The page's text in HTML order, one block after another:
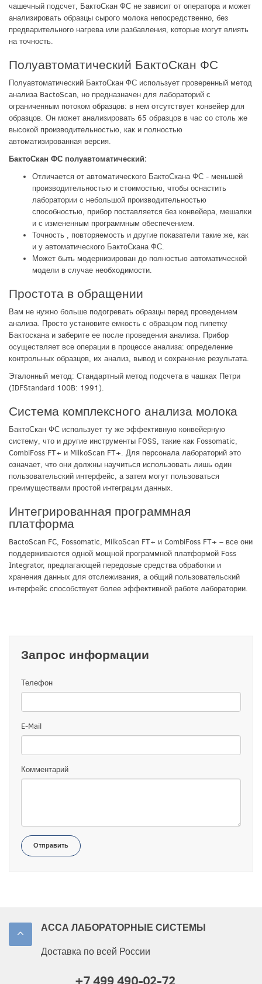
чашечный подсчет, БактоСкан ФС не зависит от оператора и может
анализировать образцы сырого молока непосредственно, без
предварительного нагрева или разбавления, которые могут влиять
на точность.
Полуавтоматический БактоСкан ФС
Полуавтоматический БактоСкан ФС использует проверенный метод
анализа BactoScan, но предназначен для лабораторий с
ограниченным потоком образцов: в нем отсутствует конвейер для
образцов. Он может анализировать 65 образцов в час со столь же
высокой производительностью, как и полностью
автоматизированная версия.
БактоСкан ФС полуавтоматический:
Отличается от автоматического БактоСкана ФС - меньшей
производительностью и стоимостью, чтобы оснастить
лаборатории с небольшой производительностью
способностью, прибор поставляется без конвейера, мешалки
и с измененным программным обеспечением.
Точность , повторяемость и другие показатели такие же, как
и у автоматического БактоСкана ФС.
Может быть модернизирован до полностью автоматической
модели в случае необходимости.
Простота в обращении
Вам не нужно больше подогревать образцы перед проведением
анализа. Просто установите емкость с образцом под пипетку
Бактоскана и заберите ее после проведения анализа. Прибор
осуществляет все операции в процессе анализа: определение
контрольных образцов, их анализ, вывод и сохранение результата.
Эталонный метод: Стандартный метод подсчета в чашках Петри
(IDFStandard 100B: 1991).
Система комплексного анализа молока
БактоСкан ФС использует ту же эффективную конвейерную
систему, что и другие инструменты FOSS, такие как Fossomatic,
CombiFoss FT+ и MilkoScan FT+. Для персонала лабораторий это
означает, что они должны научиться использовать лишь один
пользовательский интерфейс, а затем могут пользоваться
преимуществами простой интеграции данных.
Интегрированная программная
платформа
BactoScan FC, Fossomatic, MilkoScan FT+ и CombiFoss FT+ – все они
поддерживаются одной мощной программной платформой Foss
Integrator, предлагающей передовые средства обработки и
хранения данных для отслеживания, а общий пользовательский
интерфейс способствует более эффективной работе лаборатории.
Запрос информации
Телефон
E-Mail
Комментарий
Отправить
АССА ЛАБОРАТОРНЫЕ СИСТЕМЫ
Доставка по всей России